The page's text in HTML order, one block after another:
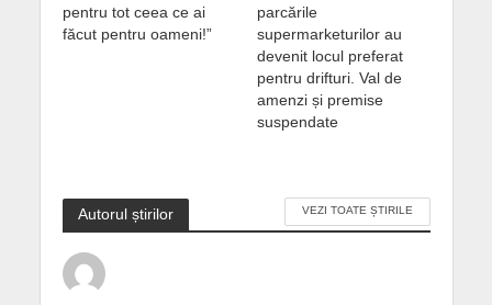
pentru tot ceea ce ai
făcut pentru oameni!”
parcările
supermarketurilor au
devenit locul preferat
pentru drifturi. Val de
amenzi și premise
suspendate
Autorul știrilor VEZI TOATE ȘTIRILE